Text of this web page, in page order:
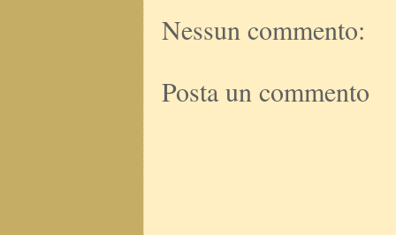
Nessun commento:
Posta un commento